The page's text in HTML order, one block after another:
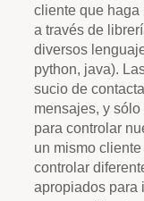
cliente que haga
a través de
diversos
python, java).
sucio de
mensajes, y
para controlar
un mismo
controlar
apropiados para